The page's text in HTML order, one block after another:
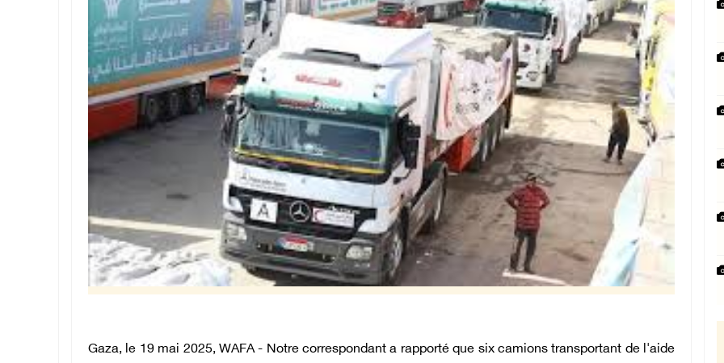
Gaza, le 19 mai 2025, WAFA - Notre correspondant a rapporté que six camions transportant de l'aide